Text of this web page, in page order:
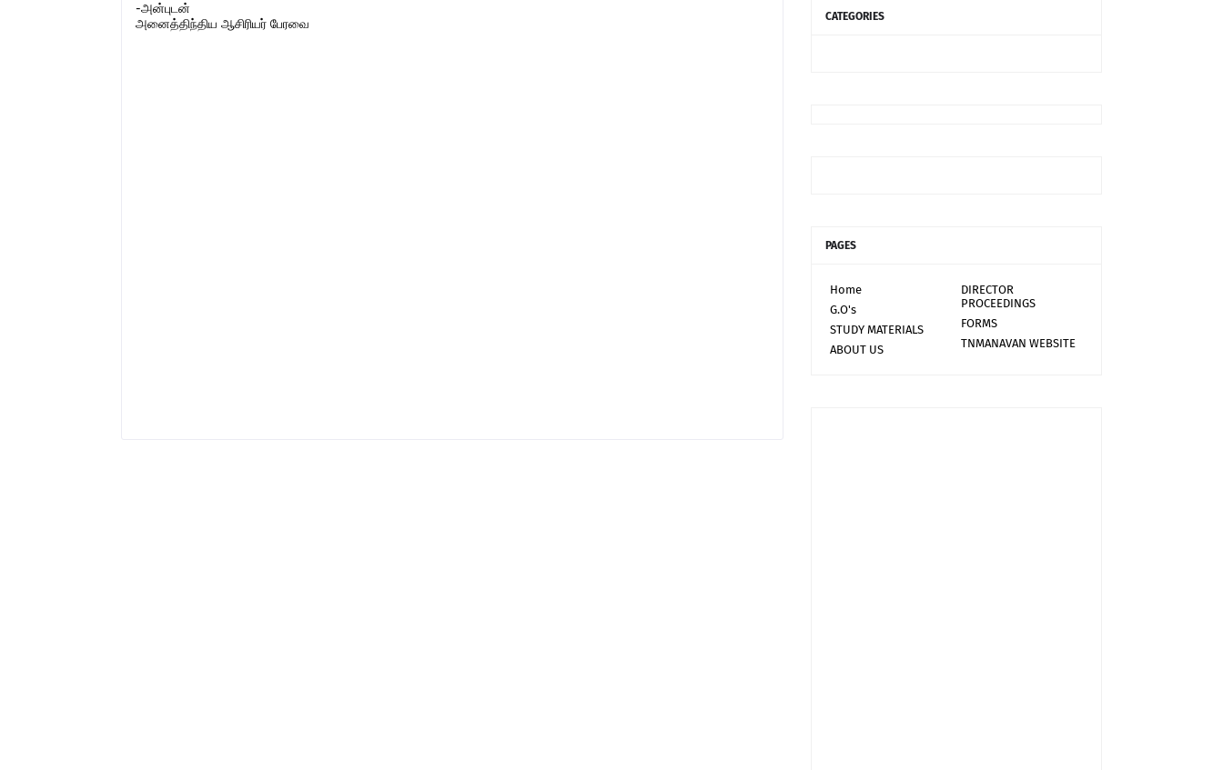
-அன்புடன்
அனைத்திந்திய ஆசிரியர் பேரவை
CATEGORIES
PAGES
Home
DIRECTOR
PROCEEDINGS
G.O's
FORMS
STUDY MATERIALS
TNMANAVAN WEBSITE
ABOUT US